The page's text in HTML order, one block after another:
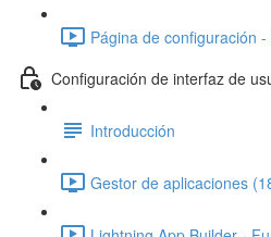
Página de configuración
Configuración de interfaz de
Introducción
Gestor de aplicaciones